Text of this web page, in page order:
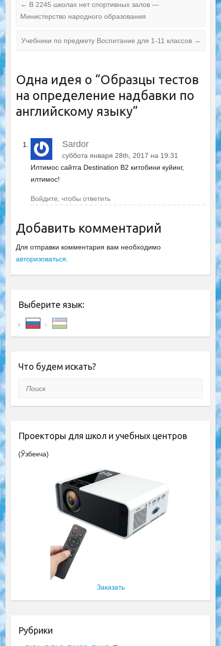
← В 2245 школах нет спортивных залов —
Министерство народного образования
Учебники по предмету Воспитание для 1-11 классов →
Одна идея о “Образцы тестов
на определение надбавки по
английскому языку”
Sardor
суббота января 28th, 2017 на 19:31
Илтимос сайтга Destination B2 китобини куйинг,
илтимос!
Войдите, чтобы ответить
Добавить комментарий
Для отправки комментария вам необходимо
авторизоваться
Выберите язык:
Что будем искать?
Поиск
Проекторы для школ и учебных центров
(Ўзбекча)
Заказать
Рубрики